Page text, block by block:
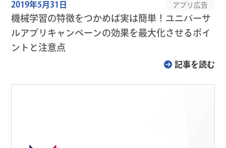
2019年5月31日 アプリ広告
機械学習の特徴をつかめば実は簡単！ユニバーサ
ルアプリキャンペーンの効果を最大化させるポイ
ントと注意点
記事を読む